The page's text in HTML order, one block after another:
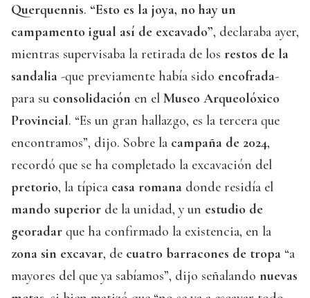
Querquennis. “Esto es la joya, no hay un
campamento igual así de excavado”, declaraba ayer,
mientras supervisaba la retirada de los restos de la
sandalia -que previamente había sido encofrada-
para su consolidación en el Museo Arqueolóxico
Provincial. “Es un gran hallazgo, es la tercera que
encontramos”, dijo. Sobre la campaña de 2024,
recordó que se ha completado la excavación del
pretorio, la típica casa romana donde residía el
mando superior de la unidad, y un estudio de
georadar que ha confirmado la existencia, en la
zona sin excavar, de cuatro barracones de tropa “a
mayores del que ya sabíamos”, dijo señalando nuevas